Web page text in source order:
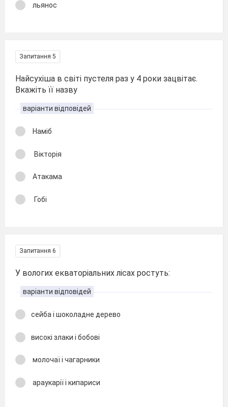
льянос
Запитання 5
Найсухіша в світі пустеля раз у 4 роки зацвітає.
Вкажіть її назву
варіанти відповідей
Наміб
Вікторія
Атакама
Гобі
Запитання 6
У вологих екваторіальних лісах ростуть:
варіанти відповідей
сейба і шоколадне дерево
високі злаки і бобові
молочаї і чагарники
араукарії і кипариси